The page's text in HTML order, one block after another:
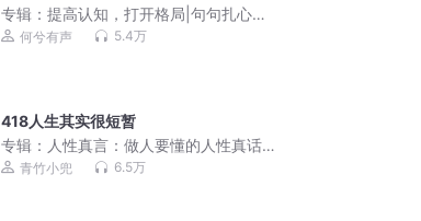
专辑：提高认知，打开格局|句句扎心真
话 何兮有声 5.4万
418人生其实很短暂
专辑： 人性真言：做人要懂的人性真话 |
成年人不得不学的真相 | 没人告诉你的
青竹小兜 6.5万